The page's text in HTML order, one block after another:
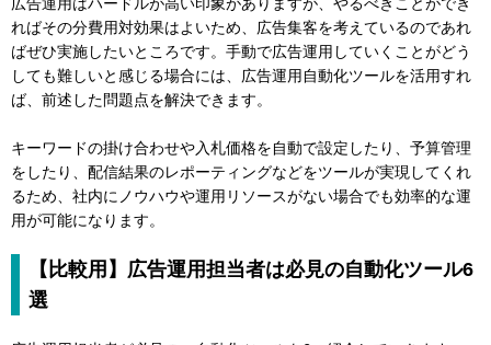
広告運用はハードルが高い印象がありますが、やるべきことができ
ればその分費用対効果はよいため、広告集客を考えているのであれ
ばぜひ実施したいところです。手動で広告運用していくことがどう
しても難しいと感じる場合には、広告運用自動化ツールを活用すれ
ば、前述した問題点を解決できます。
キーワードの掛け合わせや入札価格を自動で設定したり、予算管理
をしたり、配信結果のレポーティングなどをツールが実現してくれ
るため、社内にノウハウや運用リソースがない場合でも効率的な運
用が可能になります。
【比較用】広告運用担当者は必見の自動化ツール6
選